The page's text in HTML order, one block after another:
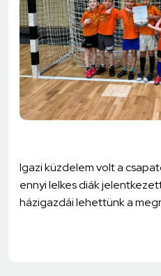
Igazi küzdelem volt a
ennyi lelkes diák
házigazdái lehettünk a